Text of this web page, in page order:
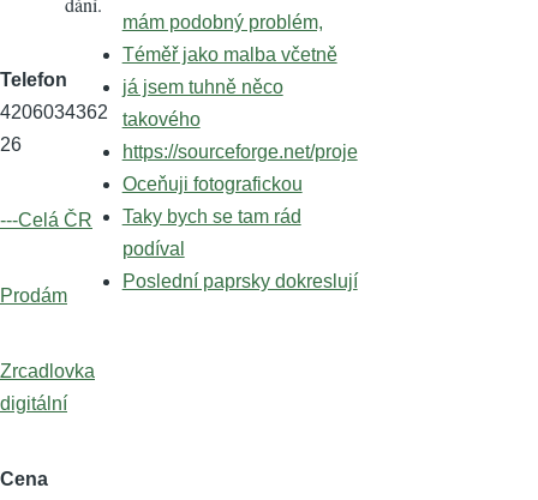
Telefon
4206034362
26
---Celá ČR
Prodám
Zrcadlovka
digitální
Cena
mám podobný problém,
Téměř jako malba včetně
já jsem tuhně něco
takového
https://sourceforge.net/proje
Oceňuji fotografickou
Taky bych se tam rád
podíval
Poslední paprsky dokreslují